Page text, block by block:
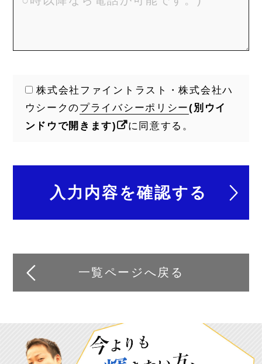
株式会社ファイントラスト・株式会社ハ
ウシークのプライバシーポリシー(別ウイ
ンドウで開きます)
に同意する。
一覧ページへ戻る